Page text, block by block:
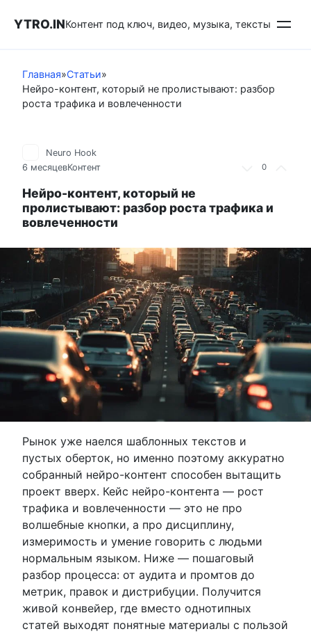
YTRO.INКонтент под ключ, видео, музыка, тексты
Главная»Статьи»
Нейро-контент, который не пролистывают: разбор
роста трафика и вовлеченности
0
Neuro Hook
6 месяцевКонтент
Нейро-контент, который не
пролистывают: разбор роста трафика и
вовлеченности
Рынок уже наелся шаблонных текстов и
пустых оберток, но именно поэтому аккуратно
собранный нейро-контент способен вытащить
проект вверх. Кейс нейро-контента — рост
трафика и вовлеченности — это не про
волшебные кнопки, а про дисциплину,
измеримость и умение говорить с людьми
нормальным языком. Ниже — пошаговый
разбор процесса: от аудита и промтов до
метрик, правок и дистрибуции. Получится
живой конвейер, где вместо однотипных
статей выходят понятные материалы с пользой